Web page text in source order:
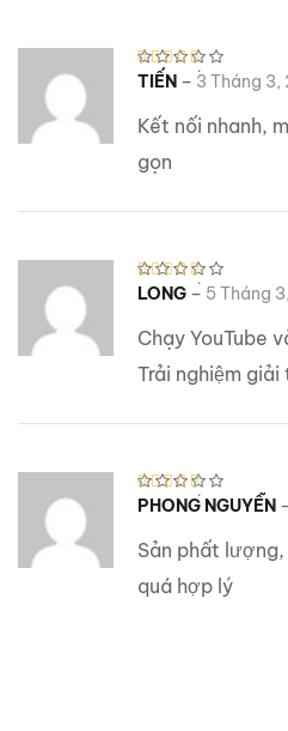
Được xếp
sao
TIẾN – 3 Tháng 3,
Kết nối nhanh,
gọn
Được xếp
sao
LONG – 5 Tháng
Chạy YouTube
Trải nghiệm
Được xếp
sao
PHONG NGUYỄN
Sản phất
quá hợp lý